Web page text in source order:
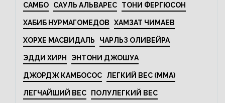
САМБО САУЛЬ АЛЬВАРЕС ТОНИ ФЕРГЮСОН
ХАБИБ НУРМАГОМЕДОВ ХАМЗАТ ЧИМАЕВ
ХОРХЕ МАСВИДАЛЬ ЧАРЛЬЗ ОЛИВЕЙРА
ЭДДИ ХИРН ЭНТОНИ ДЖОШУА
ДЖОРДЖ КАМБОСОС ЛЕГКИЙ ВЕС (MMA)
ЛЕГЧАЙШИЙ ВЕС ПОЛУЛЕГКИЙ ВЕС